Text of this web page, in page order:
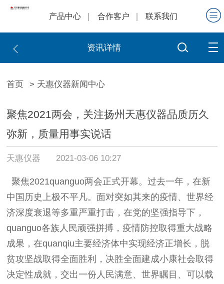
产品中心 合作客户 联系我们
资讯详情
首页 > 天惠仪器新闻中心
聚焦2021两会，关注扬州天惠仪器品质历久
弥新，质量用事实说话
天惠仪器 2021-03-06 10:27
聚焦2021quanguo两会正式开幕。过去一年，在新
中国历史上极不平凡。面对突如其来的疫情、世界经
济深度衰退等多重严重打击，在党的坚强指导下，
quanguo各族人民顽强拼搏，疫情防控取得重大战略
成果，在quanqiu主要经济体中实现经济正增长，脱
贫攻坚战取得全面胜利，决胜全面建成小康社会取得
决定性成就，交出一份人民满意、世界瞩目、可以载